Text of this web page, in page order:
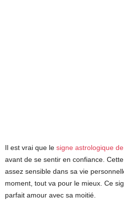
Il est vrai que le signe astrologique
avant de se sentir en confiance.
assez sensible dans sa vie
moment, tout va pour le mieux. Ce
parfait amour avec sa moitié.